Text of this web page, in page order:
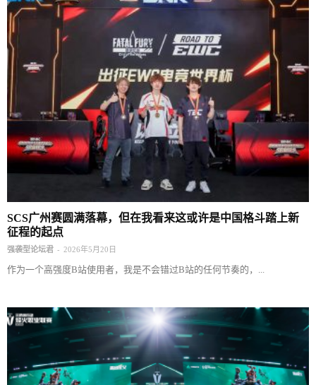
SCS广州赛圆满落幕，但在我看来这或许是中国格斗踏上新
征程的起点
强袭型论坛君 - 2026年5月20日
作为一个高强度B站使用者，我是不会错过B站的任何节奏的，...